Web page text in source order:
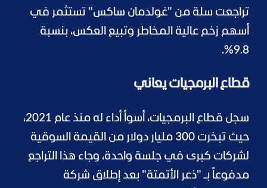
تراجعت سلة من "غولدمان ساكس" تستثمر في
أسهم زخم عالية المخاطر وتبيع العكس، بنسبة
9.8%.
قطاع البرمجيات يعاني
سجل قطاع البرمجيات، أسوأ أداء له منذ عام 2021،
حيث تبخرت 300 مليار دولار من القيمة السوقية
لشركات كبرى في جلسة واحدة، وجاء هذا التراجع
مدفوعاً بـ "ذعر الأتمتة" بعد إطلاق شركة